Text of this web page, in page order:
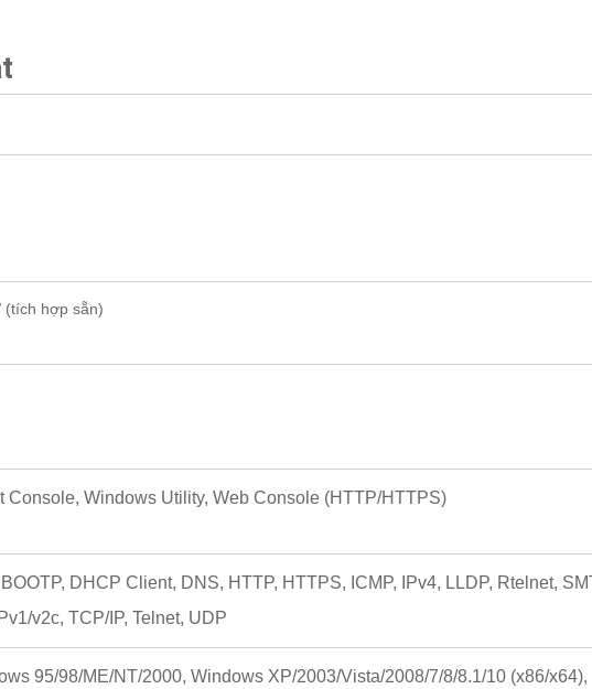
(tích hợp sẵn)
Console, Windows Utility, Web Console (HTTP/HTTPS)
DHCP Client, DNS, HTTP, HTTPS, ICMP, IPv4, LLDP, Rtelnet,
v2c, TCP/IP, Telnet, UDP
95/98/ME/NT/2000, Windows XP/2003/Vista/2008/7/8/8.1/10 (x86/x64),